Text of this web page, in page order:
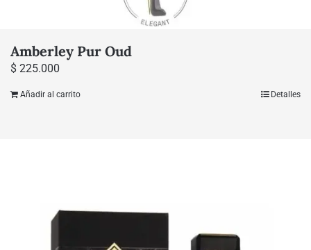
Amberley Pur Oud
$ 225.000
Añadir al carrito Detalles